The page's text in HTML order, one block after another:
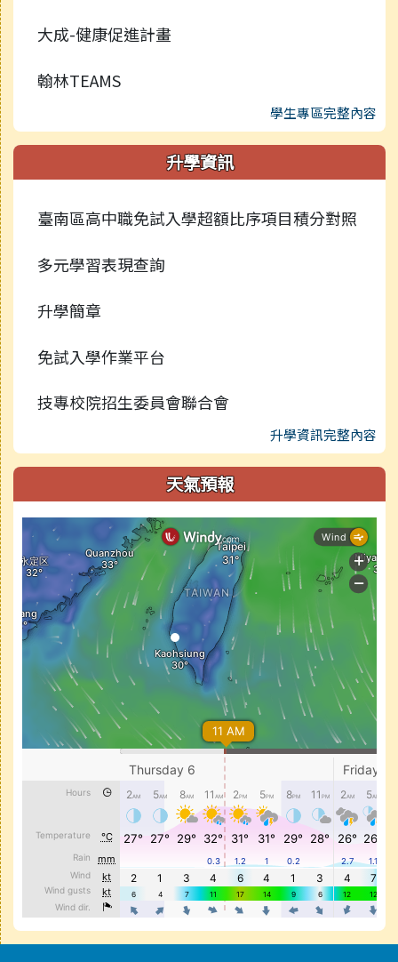
大成-健康促進計畫
翰林TEAMS
學生專區完整內容
升學資訊
臺南區高中職免試入學超額比序項目積分對照
多元學習表現查詢
升學簡章
免試入學作業平台
技專校院招生委員會聯合會
升學資訊完整內容
天氣預報